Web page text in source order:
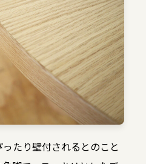
たり壁付されるとのこと